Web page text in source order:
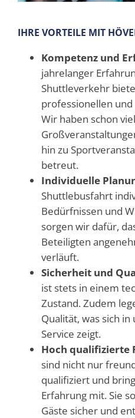
IHRE VORTEILE MIT
Kompetenz und
jahrelanger
Shuttleverkehr
professionellen
Wir haben schon
hin zu
betreut.
Individuelle
Shuttlebusfahrt
Bedürfnissen und
sorgen wir dafür,
Beteiligten
verläuft.
Sicherheit und
ist stets in einem
Zustand. Zudem
Qualität, was sich
Service zeigt.
Hoch qualifizierte
sind nicht nur
qualifiziert und
Erfahrung mit. Sie
Gäste sicher und